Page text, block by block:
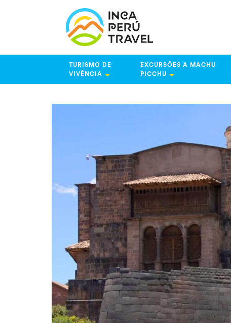
TURISMO DE
VIVÊNCIA
EXCURSÕES A MACHU
PICCHU